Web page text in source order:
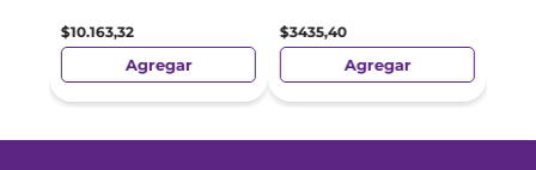
$10.163,32
Agregar
$3435,40
Agregar